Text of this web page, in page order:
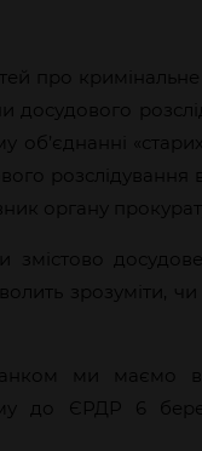
про
досудового
розслідування
органу
зрозуміти, чи
ми маємо
до ЄРДР 6